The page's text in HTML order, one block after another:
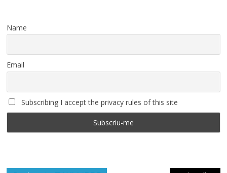
Name
Email
Subscribing I accept the privacy rules of this site